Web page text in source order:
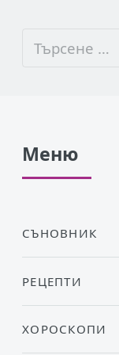
Меню
СЪНОВНИК
РЕЦЕПТИ
ХОРОСКОПИ